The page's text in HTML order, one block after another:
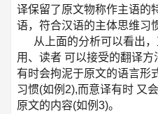
译保留了原文物称作主语的
语，符合汉语的主体思维习
从上面的分析可以看出
用、读者 可以接受的翻译
有时会拘泥于原文的语言形
习惯(如例2),而意译有时 又
原文的内容(如例3)。